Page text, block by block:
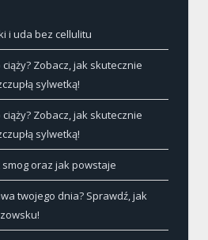
i uda bez cellulitu
Zobacz, jak skutecznie
sylwetką!
Zobacz, jak skutecznie
sylwetką!
smog oraz jak powstaje
twojego dnia? Sprawdź, jak